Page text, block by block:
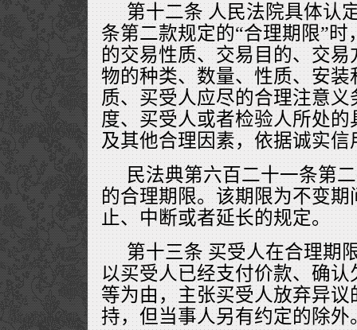
第十二条 人民法院具体认
条第二款规定的“合理期限”
的交易性质、交易目的、交
物的种类、数量、性质、安
质、买受人应尽的合理注意
度、买受人或者检验人所处
及其他合理因素，依据诚实
民法典第六百二十一条第
的合理期限。该期限为不变
止、中断或者延长的规定。
第十三条 买受人在合理期
以买受人已经支付价款、确
等为由，主张买受人放弃异
持，但当事人另有约定的除外